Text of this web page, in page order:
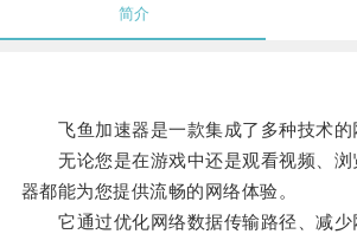
简介
飞鱼加速器是一款集成了多种技术的
无论您是在游戏中还是观看视频、浏
器都能为您提供流畅的网络体验。
它通过优化网络数据传输路径、减少